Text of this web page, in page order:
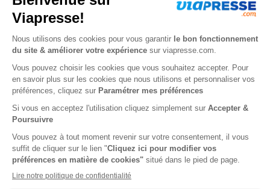
Je choisis une durée
Abonnement 1 an
310 n° • Papier + Web
421€69
Tarif France métropolitaine
Renouvellement à date d’anniversaire
-15%
Abonnement 1 an
362 n° • Papier + Web